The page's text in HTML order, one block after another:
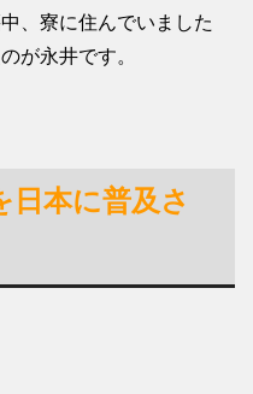
、寮に住んでいました
が永井です。
日本に普及さ